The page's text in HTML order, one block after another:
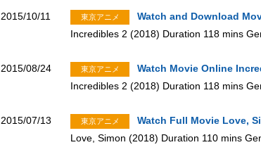
2015/10/11 東京アニメ
Watch and Download
Incredibles 2 (2018) Duration 118 mins
2015/08/24 東京アニメ
Watch Movie Online
Incredibles 2 (2018) Duration 118 mins
2015/07/13 東京アニメ
Watch Full Movie Love,
Love, Simon (2018) Duration 110 mins